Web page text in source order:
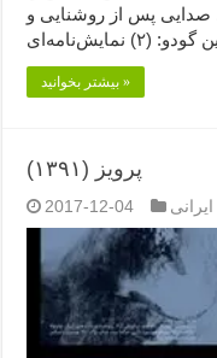
صدایی پس از روشنایی و
بیشتر بخوانید »
پرویز (۱۳۹۱)
2017-12-04 ایرانی